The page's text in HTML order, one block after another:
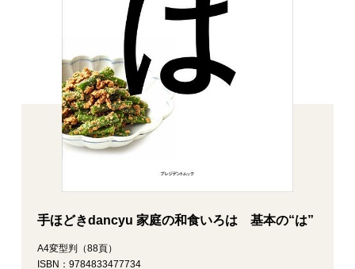
手ほどきdancyu 家庭の和食いろは 基本の“は”
A4変型判（88頁）
ISBN：9784833477734